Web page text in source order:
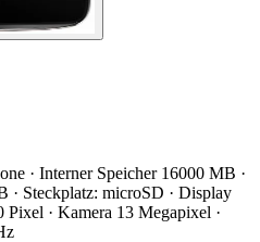
· Interner Speicher 16000 MB ·
· Steckplatz: microSD · Display
· Kamera 13 Megapixel ·